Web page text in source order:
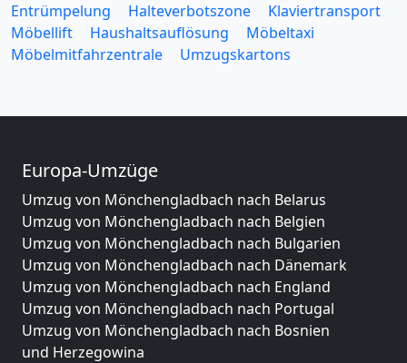
Entrümpelung
Halteverbotszone
Klaviertransport
Möbellift
Haushaltsauflösung
Möbeltaxi
Möbelmitfahrzentrale
Umzugskartons
Europa-Umzüge
Umzug von Mönchengladbach nach Belarus
Umzug von Mönchengladbach nach Belgien
Umzug von Mönchengladbach nach Bulgarien
Umzug von Mönchengladbach nach Dänemark
Umzug von Mönchengladbach nach England
Umzug von Mönchengladbach nach Portugal
Umzug von Mönchengladbach nach Bosnien
und Herzegowina